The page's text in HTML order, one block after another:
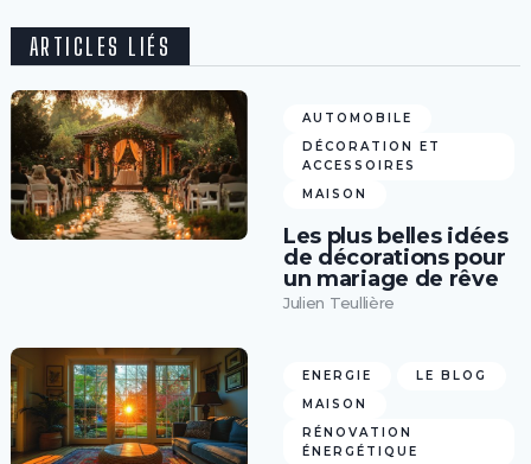
ARTICLES LIÉS
AUTOMOBILE
DÉCORATION ET
ACCESSOIRES
MAISON
Les plus belles idées
de décorations pour
un mariage de rêve
Julien Teullière
ENERGIE
LE BLOG
MAISON
RÉNOVATION
ÉNERGÉTIQUE